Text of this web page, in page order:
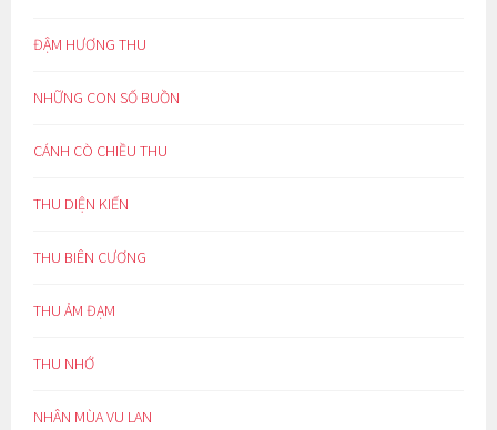
ĐẬM HƯƠNG THU
NHỮNG CON SỐ BUỒN
CÁNH CÒ CHIỀU THU
THU DIỆN KIẾN
THU BIÊN CƯƠNG
THU ẢM ĐẠM
THU NHỚ
NHÂN MÙA VU LAN